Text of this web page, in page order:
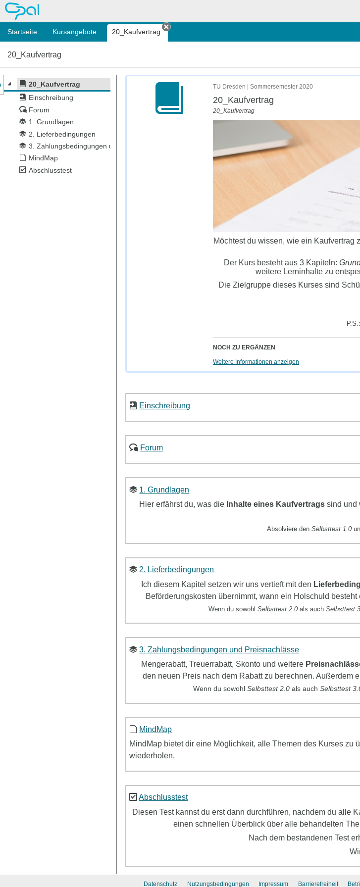
OPAL
Startseite Kursangebote 20_Kaufvertrag
Tab schließen
20_Kaufvertrag
20_Kaufvertrag
Einschreibung
Forum
1. Grundlagen
2. Lieferbedingungen
3. Zahlungsbedingungen und Preisnachlässe
MindMap
Abschlusstest
des Kursmenüs
TU Dresden | Sommersemester 2020
20_Kaufvertrag
20_Kaufvertrag
Möchtest du wissen, wie ein Kaufvertrag
Der Kurs besteht aus 3 Kapiteln:
weitere Lerninhalte zu
Die Zielgruppe dieses Kurses sind
NOCH ZU ERGÄNZEN
Weitere Informationen anzeigen
Einschreibung
Forum
1. Grundlagen
Hier erfährst du, was die Inhalte eines Kaufvertragssind und
Absolviere denSelbsttest 1.0
2. Lieferbedingungen
Ich diesem Kapitel setzen wir unsvertieft mit den
Beförderungskosten übernimmt, wann ein Holschuld
Wenn du sowohl Selbsttest 2.0als auchSelbsttest
3. Zahlungsbedingungen und Preisnachlässe
Mengerabatt, Treuerrabatt, Skonto und weitere
den neuen Preis nach dem Rabatt zu berechnen. Außerdem
Wenn du sowohlSelbsttest2.0als auchSelbsttest
MindMap
MindMap bietet dir eine Möglichkeit, alle Themen des Kurses zu
wiederholen.
Abschlusstest
Diesen Test kannst du erst dann durchführen, nachdem du alle
einen schnellen Überblick über alle behandelten
Nach dem bestandenen Test
Datenschutz Nutzungsbedingungen Impressum Barrierefreiheit